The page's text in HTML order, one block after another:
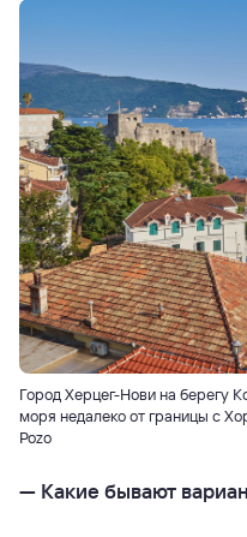
Город Херцег-Нови на берегу
моря недалеко от границы с
Pozo
— Какие бывают